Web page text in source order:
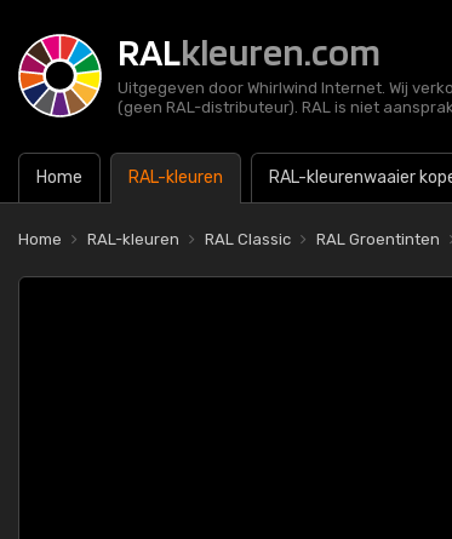
RALkleuren.com
Uitgegeven door Whirlwind Internet. Wij
(geen RAL-distributeur). RAL is niet
Home RAL-kleuren RAL-kleurenwaaier
Home RAL-kleuren RAL Classic RAL Groentinten